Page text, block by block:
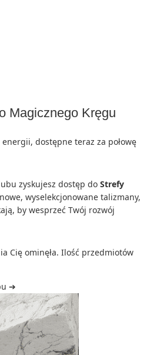
Magicznego Kręgu
dostępne teraz za połowę
zyskujesz dostęp do Strefy
wyselekcjonowane talizmany,
by wesprzeć Twój rozwój
Cię ominęła. Ilość przedmiotów
➔